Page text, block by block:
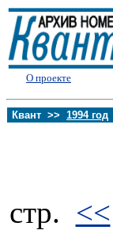
О проекте
Квант >> 1994 год
стp. <<